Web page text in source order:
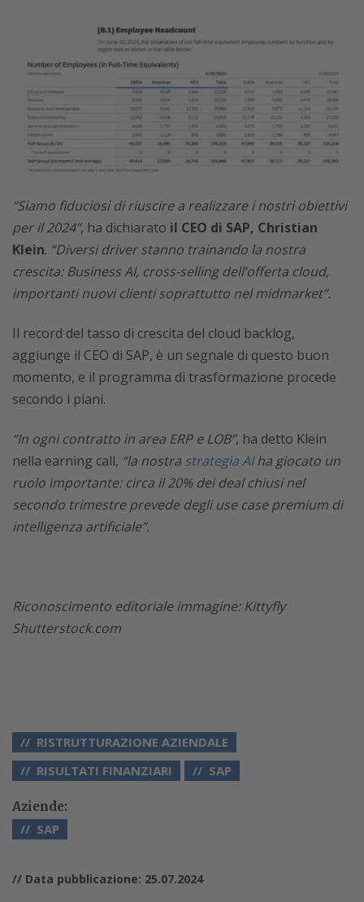
“Siamo fiduciosi di riuscire a realizzare i nostri obiettivi
per il 2024”, ha dichiarato il CEO di SAP, Christian
Klein. “Diversi driver stanno trainando la nostra
crescita: Business AI, cross-selling dell’offerta cloud,
importanti nuovi clienti soprattutto nel midmarket”.
Il record del tasso di crescita del cloud backlog,
aggiunge il CEO di SAP, è un segnale di questo buon
momento, e il programma di trasformazione procede
secondo i piani.
“In ogni contratto in area ERP e LOB”, ha detto Klein
nella earning call, “la nostra strategia AIha giocato un
ruolo importante: circa il 20% dei deal chiusi nel
secondo trimestre prevede degli use case premium di
intelligenza artificiale”.
Riconoscimento editoriale immagine: Kittyfly
Shutterstock.com
RISTRUTTURAZIONE AZIENDALE
RISULTATI FINANZIARI
SAP
Aziende:
SAP
// Data pubblicazione: 25.07.2024